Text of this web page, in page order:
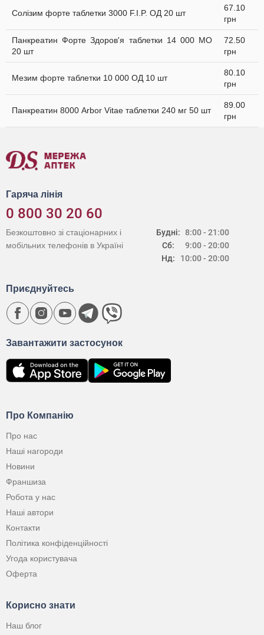
Солізим форте таблетки 3000 F.I.P. ОД 20 шт
67.10
грн
Панкреатин Форте Здоров'я таблетки 14 000 МО
20 шт
72.50
грн
Мезим форте таблетки 10 000 ОД 10 шт
80.10
грн
Панкреатин 8000 Arbor Vitae таблетки 240 мг 50 шт
89.00
грн
Гаряча лінія
0 800 30 20 60
Будні:
Сб:
Нд:
8:00 - 21:00
9:00 - 20:00
10:00 - 20:00
Безкоштовно зі стаціонарних і
мобільних телефонів в Україні
Про Компанію
Про нас
Наші нагороди
Новини
Франшиза
Робота у нас
Наші автори
Контакти
Політика конфіденційності
Угода користувача
Оферта
Корисно знати
Наш блог
Завантажити застосунок
Приєднуйтесь